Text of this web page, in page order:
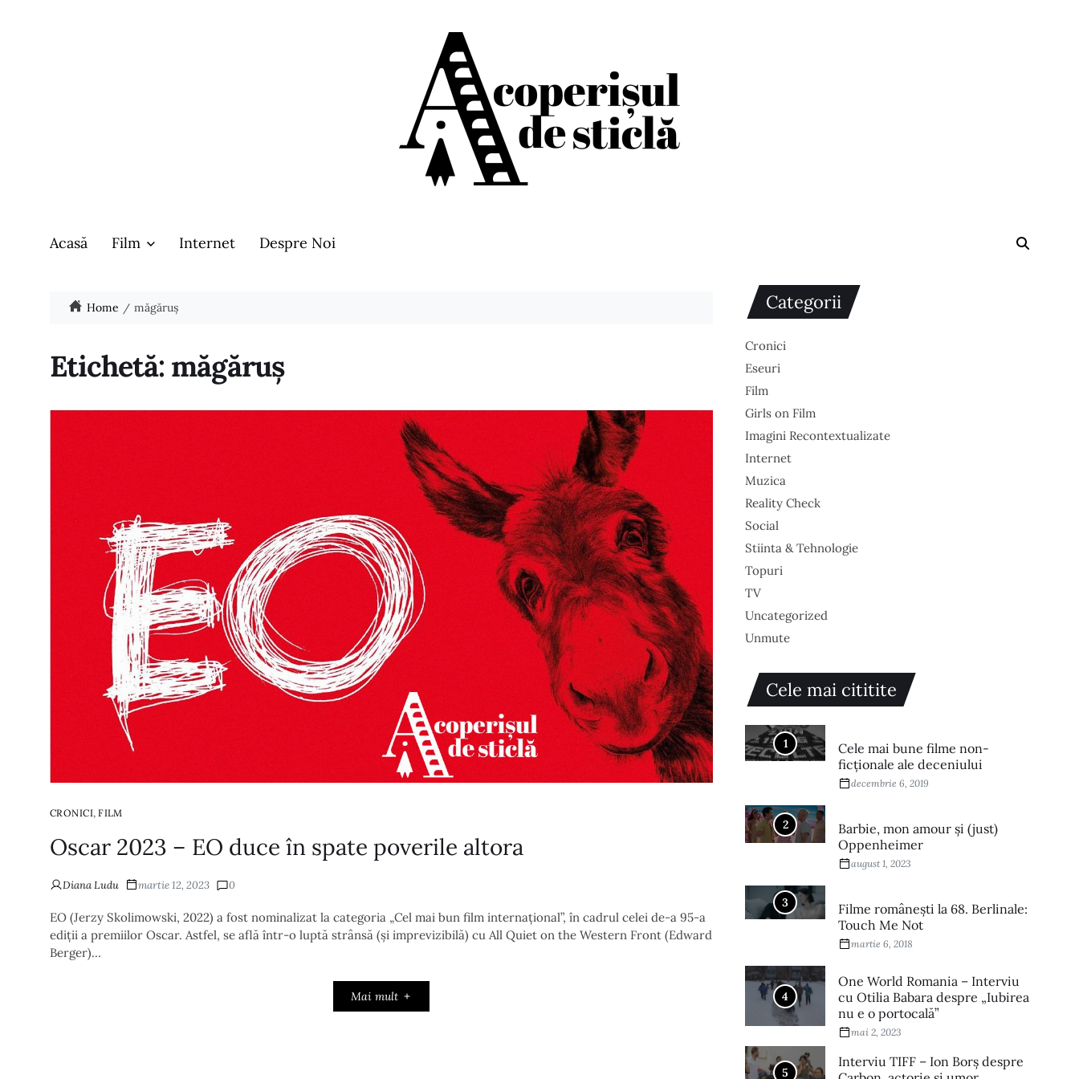
Acasă Film Internet Despre Noi
Home măgăruș
Etichetă: măgăruș
CRONICI,FILM
Oscar 2023 – EO duce în spate poverile altora
Diana Ludu martie 12, 2023 0
EO (Jerzy Skolimowski, 2022) a fost nominalizat la categoria „Cel mai bun film internațional”, în cadrul celei de-a 95-a
ediții a premiilor Oscar. Astfel, se află într-o luptă strânsă (și imprevizibilă) cu All Quiet on the Western Front (Edward
Berger)…
Mai mult
Categorii
Cronici
Eseuri
Film
Girls on Film
Imagini Recontextualizate
Internet
Muzica
Reality Check
Social
Stiinta & Tehnologie
Topuri
TV
Uncategorized
Unmute
Cele mai cititite
1
Cele mai bune filme non-
ficționale ale deceniului
decembrie 6, 2019
2
Barbie, mon amour și (just)
Oppenheimer
august 1, 2023
3
Filme româneşti la 68. Berlinale:
Touch Me Not
martie 6, 2018
4
One World Romania – Interviu
cu Otilia Babara despre „Iubirea
nu e o portocală”
mai 2, 2023
5
Interviu TIFF – Ion Borș despre